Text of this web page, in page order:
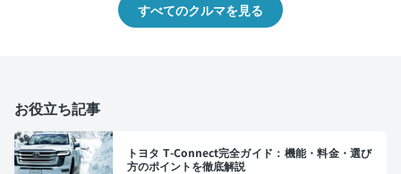
すべてのクルマを見る
お役立ち記事
トヨタ T-Connect完全ガイド：機能・料金・選び
方のポイントを徹底解説